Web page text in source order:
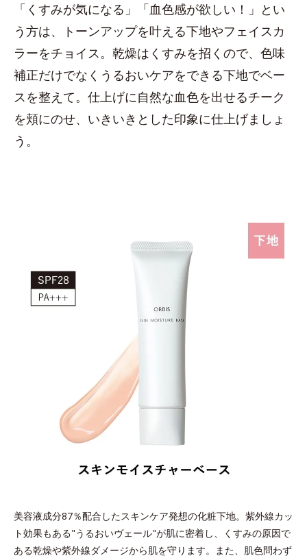
「くすみが気になる」「血色感が欲しい！」とい
う方は、トーンアップを叶える下地やフェイスカ
ラーをチョイス。乾燥はくすみを招くので、色味
補正だけでなくうるおいケアをできる下地でベー
スを整えて。仕上げに自然な血色を出せるチーク
を頬にのせ、いきいきとした印象に仕上げましょ
う。
美容液成分87％配合したスキンケア発想の化粧下地。紫外線カッ
ト効果もある"うるおいヴェール"が肌に密着し、くすみの原因で
ある乾燥や紫外線ダメージから肌を守ります。また、肌色問わず